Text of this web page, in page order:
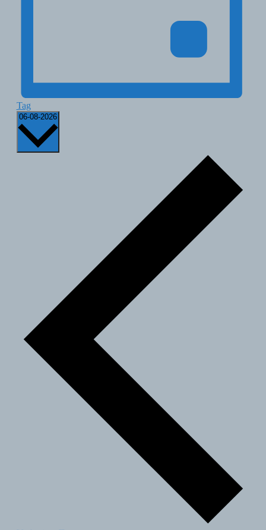
Tag
06-08-2026 Datum